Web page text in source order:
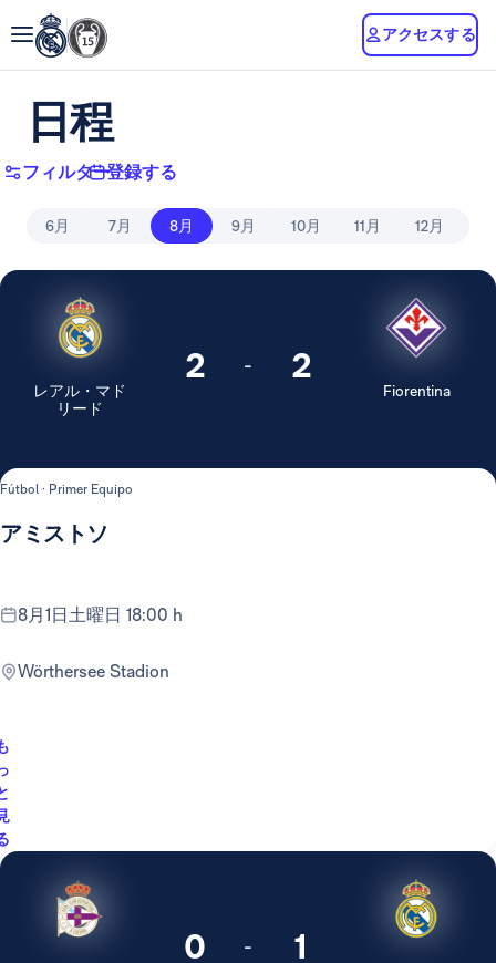
アクセスする
日程
フィルター登録する
6月 7月 8月 9月 10月 11月 12月
レアル・マド
リード
2 - 2
Fiorentina
Fútbol · Primer Equipo
アミストソ
8月1日土曜日 18:00 h
Wörthersee Stadion
0 - 1